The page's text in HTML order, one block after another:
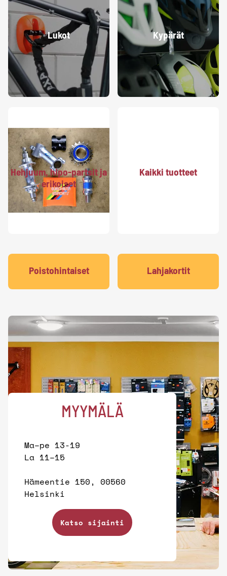
Lukot Kypärät
Hehjuum, hipo-partsit ja
erikoiset
Kaikki tuotteet
Poistohintaiset Lahjakortit
MYYMÄLÄ
Ma–pe 13-19
La 11–15
Hämeentie 150, 00560
Helsinki
Katso sijainti